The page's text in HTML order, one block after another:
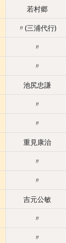
若村郷
〃(三浦代行)
〃
〃
池尻忠謙
〃
〃
重見康治
〃
〃
吉元公敏
〃
〃